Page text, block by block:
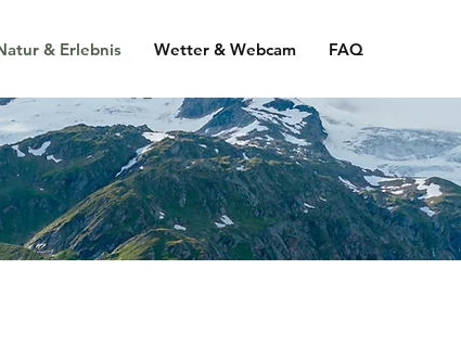
& Erlebnis Wetter & Webcam FAQ